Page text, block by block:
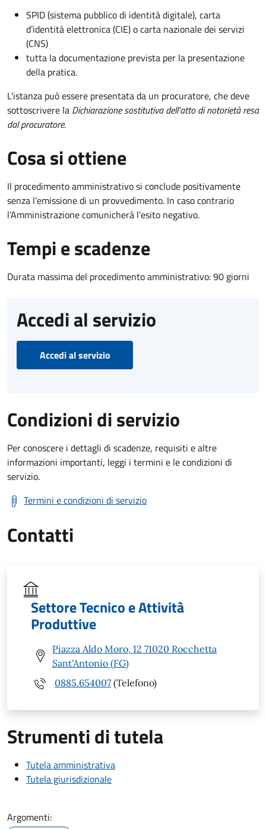
SPID (sistema pubblico di identità digitale), carta
d’identità elettronica (CIE) o carta nazionale dei servizi
(CNS)
tutta la documentazione prevista per la presentazione
della pratica.
L'istanza può essere presentata da un procuratore, che deve
sottoscrivere la Dichiarazione sostitutiva dell'atto di notorietà resa
dal procuratore.
Cosa si ottiene
Il procedimento amministrativo si conclude positivamente
senza l’emissione di un provvedimento. In caso contrario
l’Amministrazione comunicherà l’esito negativo.
Tempi e scadenze
Durata massima del procedimento amministrativo: 90 giorni
Accedi al servizio
Accedi al servizio
Condizioni di servizio
Per conoscere i dettagli di scadenze, requisiti e altre
informazioni importanti, leggi i termini e le condizioni di
servizio.
Termini e condizioni di servizio
Contatti
Settore Tecnico e Attività
Produttive
Piazza Aldo Moro, 12 71020 Rocchetta
Sant'Antonio (FG)
0885.654007 (Telefono)
Strumenti di tutela
Tutela amministrativa
Tutela giurisdizionale
Argomenti: